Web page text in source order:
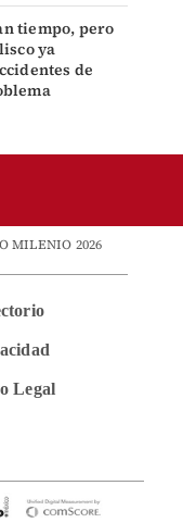
tiempo, pero
ya
de
MILENIO 2026
Legal